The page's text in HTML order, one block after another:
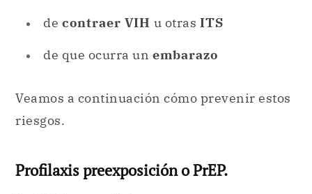
de contraer VIH u otras ITS
de que ocurra un embarazo
Veamos a continuación cómo prevenir estos
riesgos.
Profilaxis preexposición o PrEP.